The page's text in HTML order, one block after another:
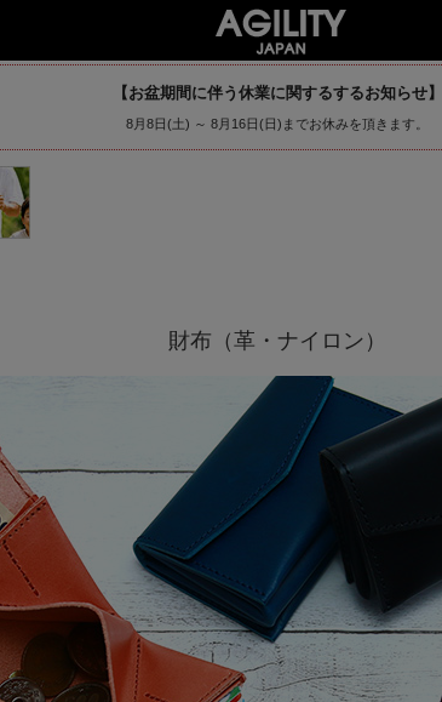
【お盆期間に伴う休業に関するするお知らせ】
8月8日(土) ～ 8月16日(日)までお休みを頂きます。
財布（革・ナイロン）